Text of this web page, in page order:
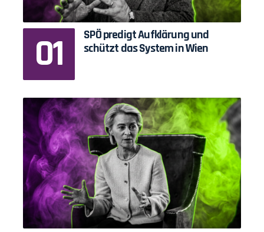
SPÖ predigt Aufklärung und
schützt das System in Wien